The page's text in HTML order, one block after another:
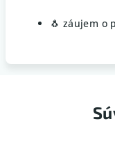
🐧 záujem o